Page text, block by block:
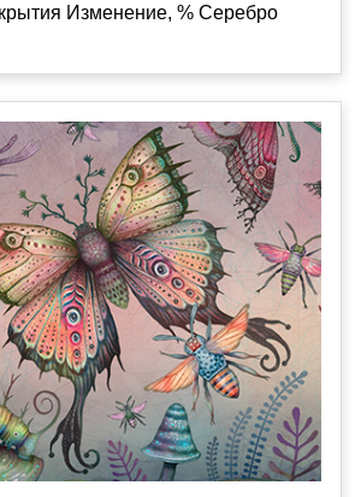
Изменение, % Серебро